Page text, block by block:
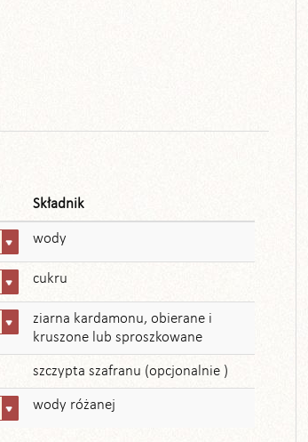
Składnik
wody
cukru
ziarna kardamonu, obierane i
kruszone lub sproszkowane
szczypta szafranu (opcjonalnie )
wody różanej